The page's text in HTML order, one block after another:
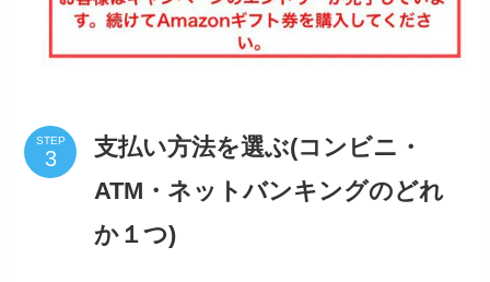
STEP
支払い方法を選ぶ(コンビニ・
ATM・ネットバンキングのどれ
か１つ)